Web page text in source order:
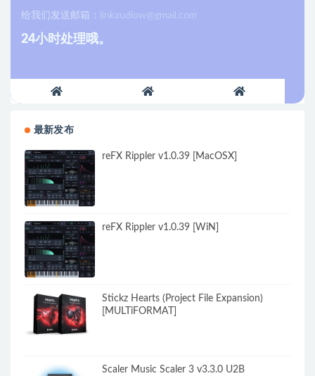
给我们发送邮箱： linkaudiow@gmail.com
24小时处理哦。
最新发布
reFX Rippler v1.0.39 [MacOSX]
reFX Rippler v1.0.39 [WiN]
Stickz Hearts (Project File Expansion)
[MULTiFORMAT]
Scaler Music Scaler 3 v3.3.0 U2B